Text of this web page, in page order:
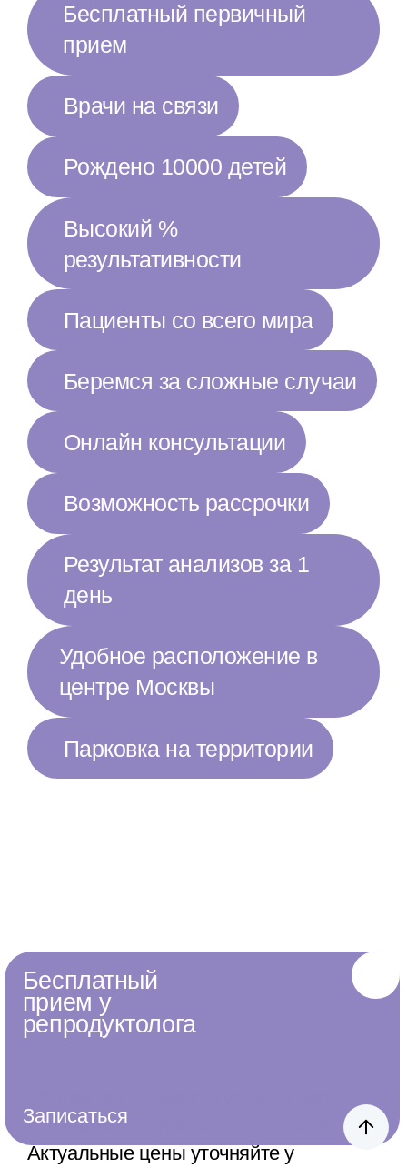
Бесплатный первичный
прием
Врачи на связи
Рождено 10000 детей
Высокий %
результативности
Пациенты со всего мира
Беремся за сложные случаи
Онлайн консультации
Возможность рассрочки
Результат анализов за 1
день
Удобное расположение в
центре Москвы
Парковка на территории
Консультации
отличаться от указанных на сайте.
Актуальные цены уточняйте у
Бесплатный
прием у
репродуктолога
Записаться